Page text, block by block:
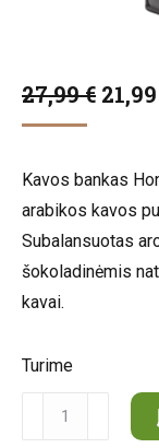
27,99€ 21,99
Kavos bankas
arabikos kavos
Subalansuotas
šokoladinėmis
kavai.
Turime
produkto
kiekis: